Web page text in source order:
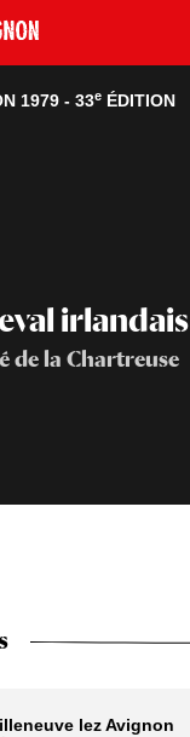
1979 - 33eÉDITION
irlandais
de la Chartreuse
lez Avignon